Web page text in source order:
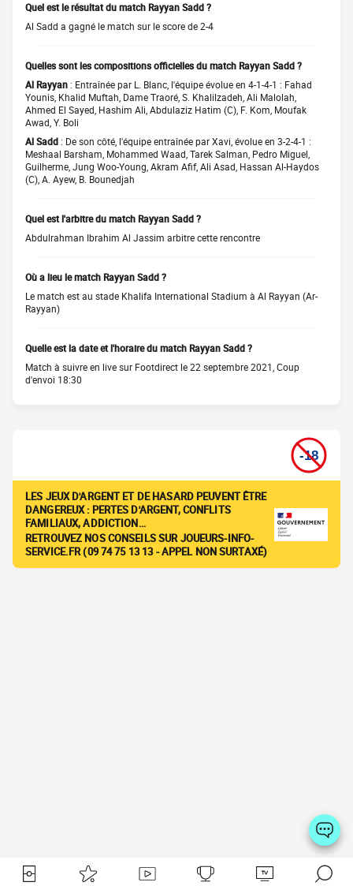
Quel est le résultat du match Rayyan Sadd ?
Al Sadd a gagné le match sur le score de 2-4
Quelles sont les compositions officielles du match Rayyan Sadd ?
Al Rayyan : Entraînée par L. Blanc, l'équipe évolue en 4-1-4-1 : Fahad
Younis, Khalid Muftah, Dame Traoré, S. Khalilzadeh, Ali Malolah,
Ahmed El Sayed, Hashim Ali, Abdulaziz Hatim (C), F. Kom, Moufak
Awad, Y. Boli
Al Sadd : De son côté, l'équipe entraînée par Xavi, évolue en 3-2-4-1 :
Meshaal Barsham, Mohammed Waad, Tarek Salman, Pedro Miguel,
Guilherme, Jung Woo-Young, Akram Afif, Ali Asad, Hassan Al-Haydos
(C), A. Ayew, B. Bounedjah
Quel est l'arbitre du match Rayyan Sadd ?
Abdulrahman Ibrahim Al Jassim arbitre cette rencontre
Où a lieu le match Rayyan Sadd ?
Le match est au stade Khalifa International Stadium à Al Rayyan (Ar-
Rayyan)
Quelle est la date et l'horaire du match Rayyan Sadd ?
Match à suivre en live sur Footdirect le 22 septembre 2021, Coup
d'envoi 18:30
LES JEUX D'ARGENT ET DE HASARD PEUVENT ÊTRE
DANGEREUX : PERTES D'ARGENT, CONFLITS
FAMILIAUX, ADDICTION…
RETROUVEZ NOS CONSEILS SUR JOUEURS-INFO-
SERVICE.FR (09 74 75 13 13 - APPEL NON SURTAXÉ)